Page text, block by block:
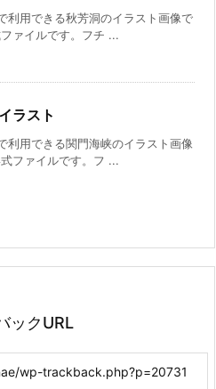
利用できる秋芳洞のイラスト画像で
ァイルです。フチ ...
ラスト
利用できる関門海峡のイラスト画像
ファイルです。フ ...
ックURL